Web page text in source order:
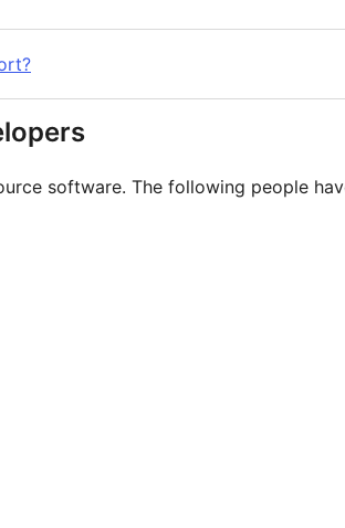
software. The following people